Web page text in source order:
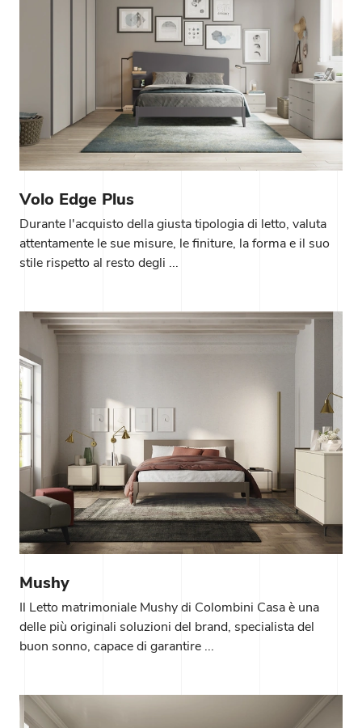
Volo Edge Plus
Durante l'acquisto della giusta tipologia di letto, valuta
attentamente le sue misure, le finiture, la forma e il suo
stile rispetto al resto degli ...
Mushy
Il Letto matrimoniale Mushy di Colombini Casa è una
delle più originali soluzioni del brand, specialista del
buon sonno, capace di garantire ...